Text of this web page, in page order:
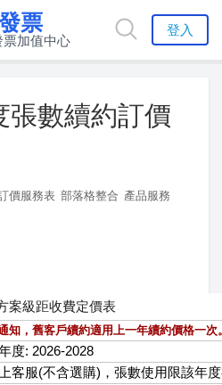
票
票加值中心
登入
張數續約訂價
價服務表 部落格整合 產品服務